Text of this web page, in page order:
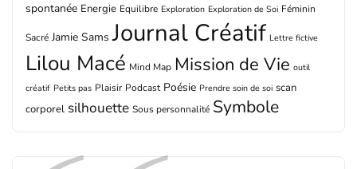
spontanée Energie Equilibre Exploration Exploration de Soi Féminin
Sacré Jamie Sams Journal Créatif Lettre fictive
Lilou Macé Mind Map Mission de Vie outil
créatif Petits pas Plaisir Podcast Poésie Prendre soin de soi scan
corporel silhouette Sous personnalité Symbole